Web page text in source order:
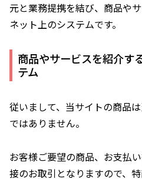
元と業務提携を結び、商品や
ネット上のシステムです。
商品やサービスを紹介す
テム
従いまして、当サイトの商品
ではありません。
お客様ご要望の商品、お支払
接のお取引となりますので、